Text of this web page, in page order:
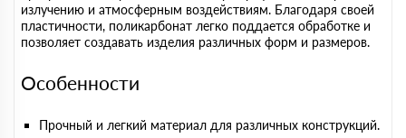
излучению и атмосферным воздействиям. Благодаря своей
пластичности, поликарбонат легко поддается обработке и
позволяет создавать изделия различных форм и размеров.
Особенности
Прочный и легкий материал для различных конструкций.